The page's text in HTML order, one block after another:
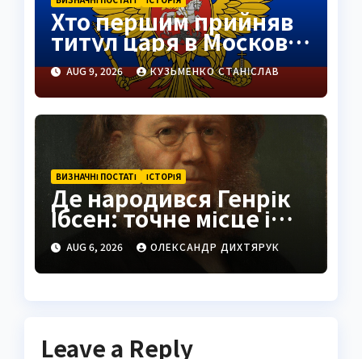
Хто першим прийняв
титул царя в Московії:
історія Івана Грозного
AUG 9, 2026 КУЗЬМЕНКО СТАНІСЛАВ
ВИЗНАЧНІ ПОСТАТІ ІСТОРІЯ
Де народився Генрік
Ібсен: точне місце і
історія
AUG 6, 2026 ОЛЕКСАНДР ДИХТЯРУК
Leave a Reply